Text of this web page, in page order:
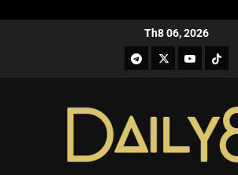
Th8 06, 2026